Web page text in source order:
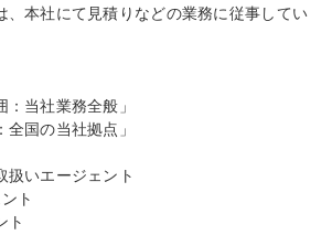
、本社にて見積りなどの業務に従事してい
当社業務全般」
国の当社拠点」
扱いエージェント
ト
ト